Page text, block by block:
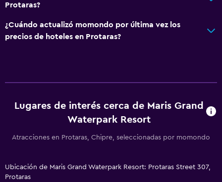
Protaras?
¿Cuándo actualizó momondo por última vez los
precios de hoteles en Protaras?
Lugares de interés cerca de Maris Grand
Waterpark Resort
Atracciones en Protaras, Chipre, seleccionadas por momondo
Ubicación de Maris Grand Waterpark Resort: Protaras Street 307,
Protaras